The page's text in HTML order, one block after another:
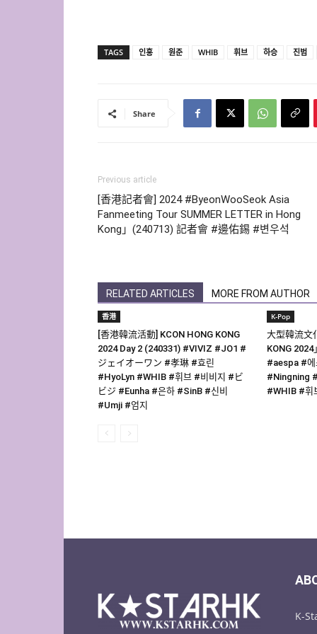
TAGS 인홍 원준 WHIB 휘브 하승 진범
Share
Previous article
[香港記者會] 2024 #ByeonWooSeok Asia
Fanmeeting Tour SUMMER LETTER in Hong
Kong」(240713) 記者會 #邊佑錫 #변우석
RELATED ARTICLES MORE FROM AUTHOR
香港
[香港韓流活動] KCON HONG KONG
2024 Day 2 (240331) #VIVIZ #JO1 #
ジェイオーワン #孝琳 #효린
#HyoLyn #WHIB #휘브 #비비지 #ビ
ビジ #Eunha #은하 #SinB #신비
#Umji #엄지
K-Pop
大型韓流文
KONG
#aespa #에
#Ningning
#WHIB #휘
K-